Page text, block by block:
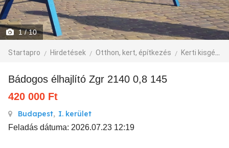
1/ 10
Startapro Hirdetések Otthon, kert, építkezés Kerti kisgép, szerszám
Bádogos élhajlító Zgr 2140 0,8 145
420 000 Ft
Budapest, I. kerület
Feladás dátuma: 2026.07.23 12:19